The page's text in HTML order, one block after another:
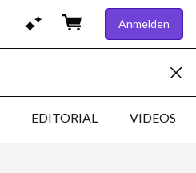
Anmelden
EDITORIAL VIDEOS